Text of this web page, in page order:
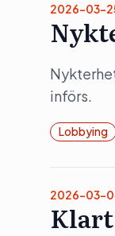
2026-03-
införs.
Lobbying
2026-03-